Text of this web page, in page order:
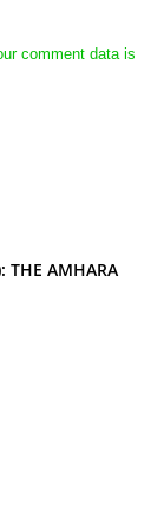
comment data is
THE AMHARA